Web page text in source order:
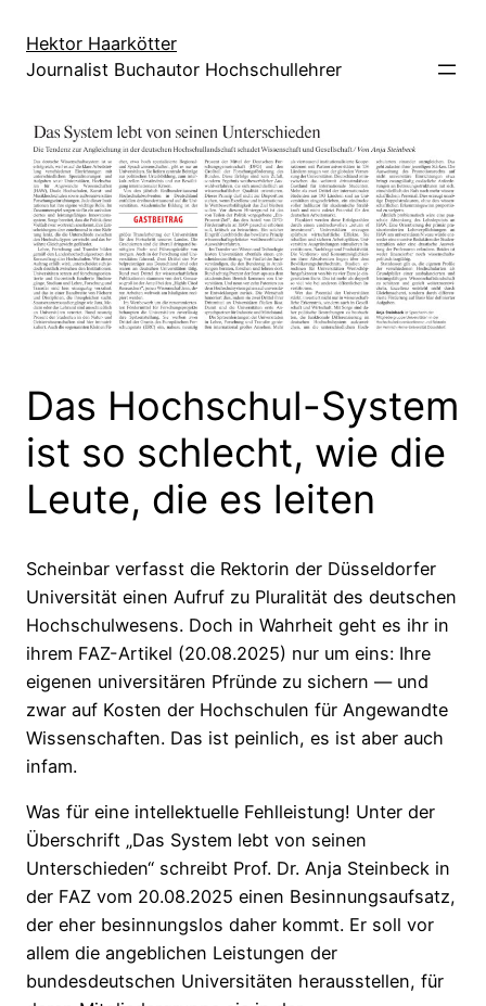
zum
Inhalt
Hektor Haarkötter
Journalist Buchautor Hochschullehrer
Das Hochschul-System
ist so schlecht, wie die
Leute, die es leiten
Scheinbar verfasst die Rektorin der Düsseldorfer
Universität einen Aufruf zu Pluralität des deutschen
Hochschulwesens. Doch in Wahrheit geht es ihr in
ihrem FAZ-Artikel (20.08.2025) nur um eins: Ihre
eigenen universitären Pfründe zu sichern — und
zwar auf Kosten der Hochschulen für Angewandte
Wissenschaften. Das ist peinlich, es ist aber auch
infam.
Was für eine intellektuelle Fehlleistung! Unter der
Überschrift „Das System lebt von seinen
Unterschieden“ schreibt Prof. Dr. Anja Steinbeck in
der FAZ vom 20.08.2025 einen Besinnungsaufsatz,
der eher besinnungslos daher kommt. Er soll vor
allem die angeblichen Leistungen der
bundesdeutschen Universitäten herausstellen, für